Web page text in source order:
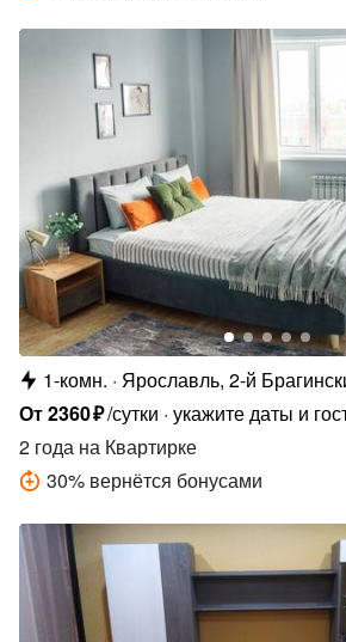
1-комн.
Ярославль, 2-й
От2360₽/сутки укажите даты и
2 года на Квартирке
30% вернётся бонусами